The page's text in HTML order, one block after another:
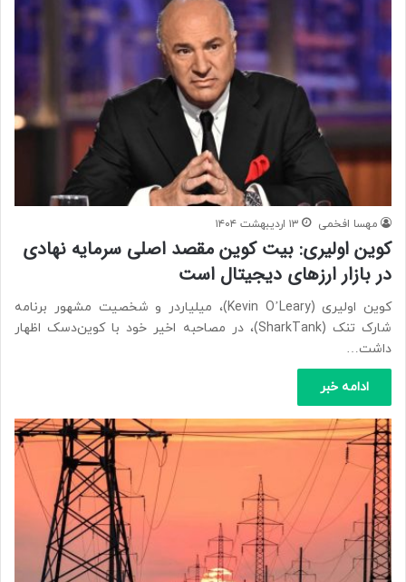
مهسا افخمی ۱۳ اردیبهشت ۱۴۰۴
کوین اولیری: بیت کوین مقصد اصلی سرمایه نهادی
در بازار ارزهای دیجیتال است
کوین اولیری (Kevin O’Leary)، میلیاردر و شخصیت مشهور برنامه
شارک تنک (SharkTank)، در مصاحبه اخیر خود با کوین‌دسک اظهار
داشت…
ادامه خبر